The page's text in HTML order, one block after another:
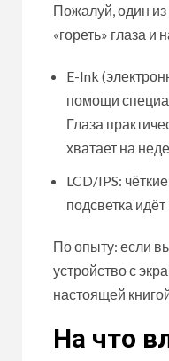
Пожалуй, один
«гореть» глаза и
E-Ink
помощи
Глаза
хватает на
LCD/IPS:
подсветка идёт
По опыту: если
устройство с
настоящей
На что